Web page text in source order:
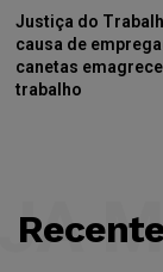
Justiça do
causa de
canetas
trabalho